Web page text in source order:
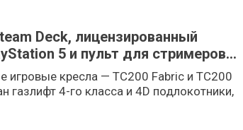
Deck, лицензированный
5 и пульт для стримеров
игровые кресла — TC200 Fabric и TC200
газлифт 4-го класса и 4D подлокотники,